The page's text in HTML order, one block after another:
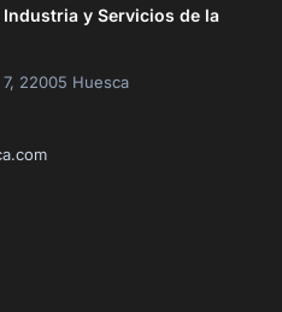
y Servicios de la
22005 Huesca